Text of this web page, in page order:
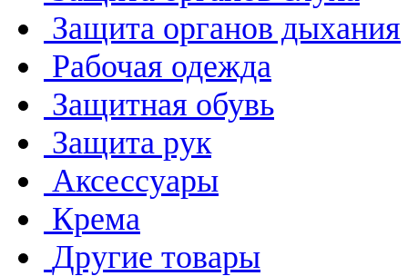
Защита органов дыхания
Рабочая одежда
Защитная обувь
Защита рук
Аксессуары
Крема
Другие товары